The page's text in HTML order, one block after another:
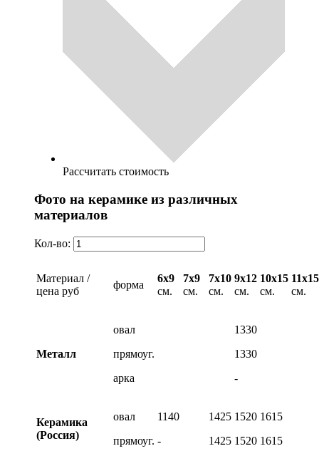
Рассчитать стоимость
Фото на керамике из различных
материалов
Кол-во:
Материал /
цена руб
форма
6х9
см.
7х9
см.
7х10
см.
9х12
см.
10х15
см.
11х15
см.
Металл
овал
прямоуг.
арка
1330
1330
-
Керамика
(Россия)
овал
прямоуг.
1140
-
1425
1425
1520
1520
1615
1615